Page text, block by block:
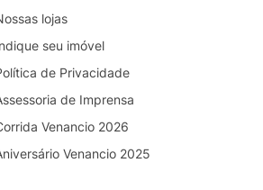
lojas
seu imóvel
de Privacidade
de Imprensa
Venancio 2026
Venancio 2025